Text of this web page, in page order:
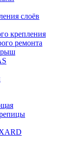
слоёв
крепления
ремонта